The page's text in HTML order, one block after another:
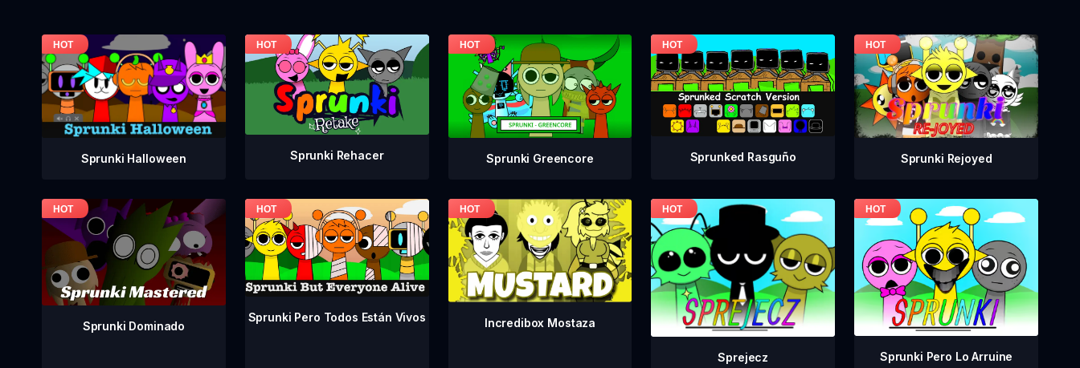
Sprunki Halloween Sprunki Rehacer Sprunki Greencore Sprunked Rasguño Sprunki Rejoyed
Sprunki Dominado
Sprunki Pero Todos Están Vivos Incredibox Mostaza
Sprejecz Sprunki Pero Lo Arruine